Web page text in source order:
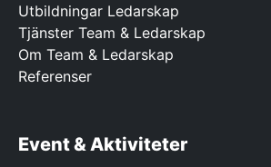
Utbildningar Ledarskap
Tjänster Team & Ledarskap
Om Team & Ledarskap
Referenser
Event & Aktiviteter